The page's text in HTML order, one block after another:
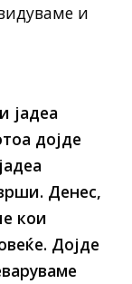
и
јадеа
дојде
Денес,
кои
Дојде